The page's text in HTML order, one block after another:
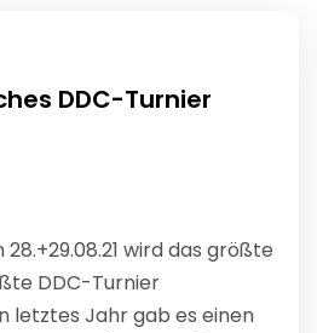
DDC-Turnier
28.+29.08.21 wird das größte
DDC-Turnier
letztes Jahr gab es einen